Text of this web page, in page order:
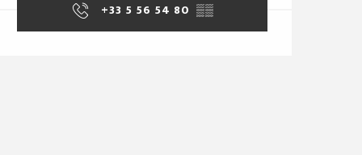
+33 5 56 54 80 ▒▒